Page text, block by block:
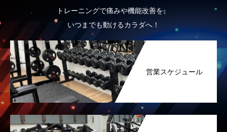
トレーニングで痛みや機能改善を。
いつまでも動けるカラダへ！
営業スケジュール